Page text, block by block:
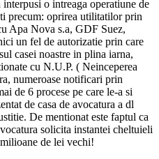
o intreaga operatiune de
precum: oprirea utilitatilor prin
Apa Nova s.a, GDF Suez,
un fel de autorizatie prin care
casei noastre in plina iarna,
cu N.U.P. ( Neinceperea
numeroase notificari prin
de 6 procese pe care le-a si
de casa de avocatura a dl
De mentionat este faptul ca
solicita instantei cheltuieli
de lei vechi!